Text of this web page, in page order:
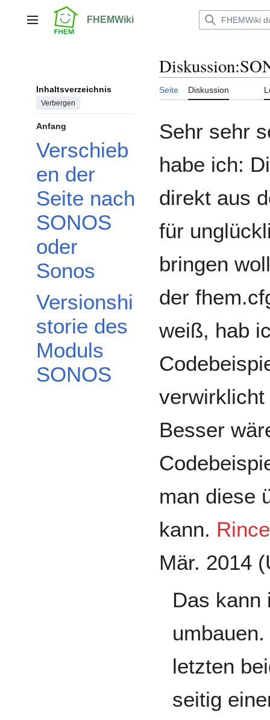
springenHauptmenü FHEMWiki
Inhaltsverzeichnis
Verbergen
Anfang
Verschieb
en der
Seite nach
SONOS
oder
Sonos
Versionshi
storie des
Moduls
SONOS
Diskussion:
Seite Diskussion
Sehr sehr
habe ich:
direkt aus
für
bringen
der
weiß, hab
Besser
man diese
kann. Rince
Mär. 2014
Das kann
letzten
seitig